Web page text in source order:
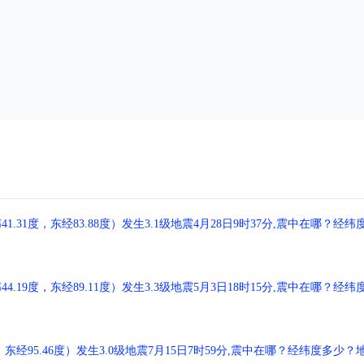
度，东经83.88度）发生3.1级地震4月28日9时37分,震中在哪？经纬
度，东经89.11度）发生3.3级地震5月3日18时15分,震中在哪？经纬
经95.46度）发生3.0级地震7月15日7时59分,震中在哪？经纬度多少？